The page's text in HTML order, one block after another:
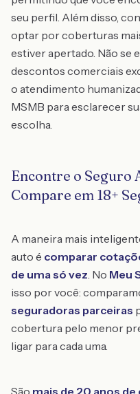
seu perfil. Além disso,
optar por coberturas
estiver apertado. Não se
descontos comerciais
o atendimento
MSMB para esclarecer
escolha.
Encontre o Seguro
Compare em 18+
A maneira mais
auto é comparar
de uma só vez. No Meu
isso por você:
seguradoras parceiras
cobertura pelo menor
ligar para cada uma.
São mais de 20 anos